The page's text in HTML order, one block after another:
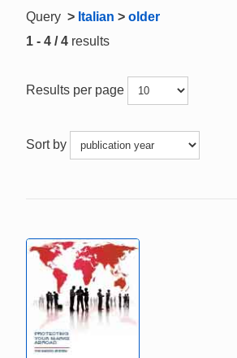
Query > Italian > older
1 - 4 / 4 results
Results per page
Sort by